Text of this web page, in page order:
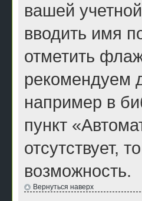
вашей
вводить имя
отметить
рекомендуем
например в
пункт
отсутствует,
возможность.
Вернуться наверх